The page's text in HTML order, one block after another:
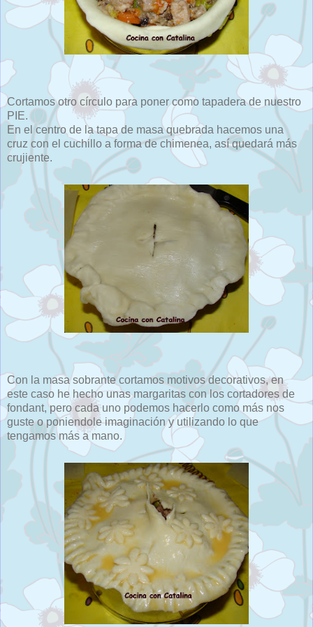
Cortamos otro círculo para poner como tapadera de nuestro
PIE.
En el centro de la tapa de masa quebrada hacemos una
cruz con el cuchillo a forma de chimenea, así quedará más
crujiente.
Con la masa sobrante cortamos motivos decorativos, en
este caso he hecho unas margaritas con los cortadores de
fondant, pero cada uno podemos hacerlo como más nos
guste o poniendole imaginación y utilizando lo que
tengamos más a mano.